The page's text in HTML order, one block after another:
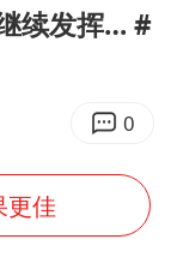
”店
要降薪1000元
人“郑小文”
续发挥… #
0
更佳